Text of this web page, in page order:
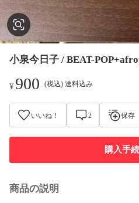
小泉今日子 / BEAT-
¥900 (税込) 送料込み
いいね！ 2 保存
購入手
商品の説明